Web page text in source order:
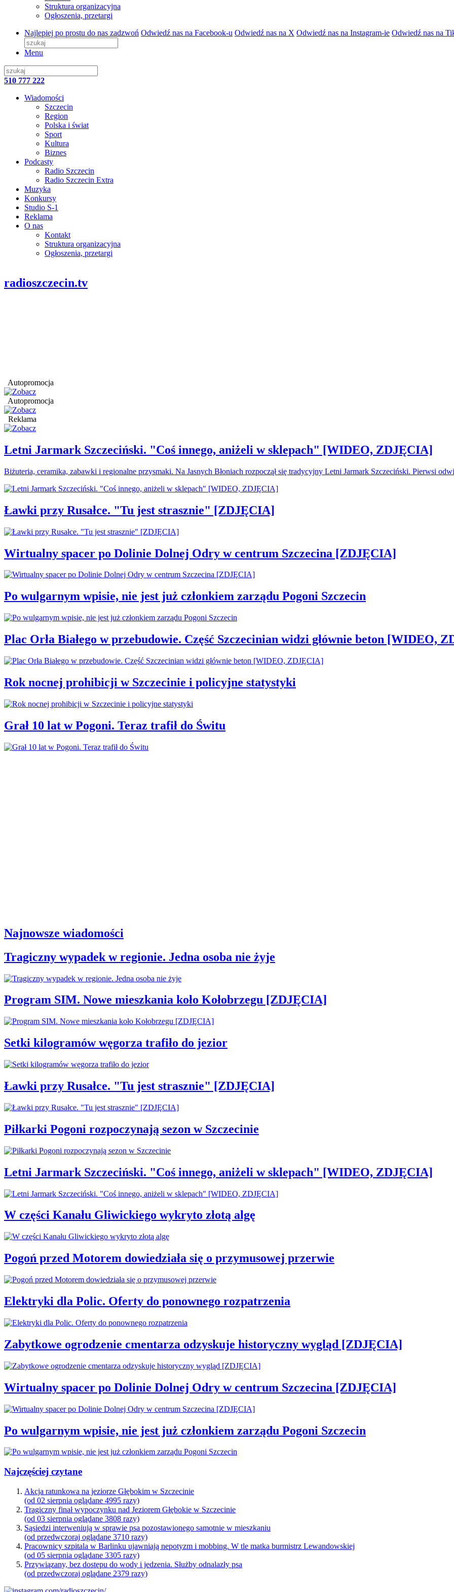
Struktura organizacyjna
Ogłoszenia, przetargi
Najlepiej po prostu do nas zadzwoń Odwiedź nas na Facebook-u Odwiedź nas na X Odwiedź nas na Instagram-ie Odwiedź nas na
Menu
510 777 222
Wiadomości
Szczecin
Region
Polska i świat
Sport
Kultura
Biznes
Podcasty
Radio Szczecin
Radio Szczecin Extra
Muzyka
Konkursy
Studio S-1
Reklama
O nas
Kontakt
Struktura organizacyjna
Ogłoszenia, przetargi
radioszczecin.tv
Autopromocja
Autopromocja
Reklama
Letni Jarmark Szczeciński. "Coś innego, aniżeli w sklepach" [WIDEO, ZDJĘCIA]
Biżuteria, ceramika, zabawki i regionalne przysmaki. Na Jasnych Błoniach rozpoczął się tradycyjny Letni Jarmark Szczeciński. Pierwsi
Ławki przy Rusałce. "Tu jest strasznie" [ZDJĘCIA]
Wirtualny spacer po Dolinie Dolnej Odry w centrum Szczecina [ZDJĘCIA]
Po wulgarnym wpisie, nie jest już członkiem zarządu Pogoni Szczecin
Plac Orła Białego w przebudowie. Część Szczecinian widzi głównie beton [WIDEO,
Rok nocnej prohibicji w Szczecinie i policyjne statystyki
Grał 10 lat w Pogoni. Teraz trafił do Świtu
Najnowsze wiadomości
Tragiczny wypadek w regionie. Jedna osoba nie żyje
Program SIM. Nowe mieszkania koło Kołobrzegu [ZDJĘCIA]
Setki kilogramów węgorza trafiło do jezior
Ławki przy Rusałce. "Tu jest strasznie" [ZDJĘCIA]
Piłkarki Pogoni rozpoczynają sezon w Szczecinie
Letni Jarmark Szczeciński. "Coś innego, aniżeli w sklepach" [WIDEO, ZDJĘCIA]
W części Kanału Gliwickiego wykryto złotą algę
Pogoń przed Motorem dowiedziała się o przymusowej przerwie
Elektryki dla Polic. Oferty do ponownego rozpatrzenia
Zabytkowe ogrodzenie cmentarza odzyskuje historyczny wygląd [ZDJĘCIA]
Wirtualny spacer po Dolinie Dolnej Odry w centrum Szczecina [ZDJĘCIA]
Po wulgarnym wpisie, nie jest już członkiem zarządu Pogoni Szczecin
Najczęściej czytane
Akcja ratunkowa na jeziorze Głębokim w Szczecinie
(od 02 sierpnia oglądane 4995 razy)
Tragiczny finał wypoczynku nad Jeziorem Głębokie w Szczecinie
(od 03 sierpnia oglądane 3808 razy)
Sąsiedzi interweniują w sprawie psa pozostawionego samotnie w mieszkaniu
(od przedwczoraj oglądane 3710 razy)
Pracownicy szpitala w Barlinku ujawniają nepotyzm i mobbing. W tle matka burmistrz Lewandowskiej
(od 05 sierpnia oglądane 3305 razy)
Przywiązany, bez dostępu do wody i jedzenia. Służby odnalazły psa
(od przedwczoraj oglądane 2379 razy)